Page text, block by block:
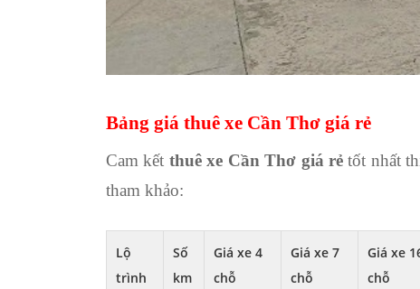
Bảng giá thuê xe Cần Thơ giá rẻ
Cam kết thuê xe Cần Thơ giá rẻtốt nhất
tham khảo:
Lộ
trình
Số
km
Giá xe 4
chỗ
Giá xe 7
chỗ
Giá xe
chỗ